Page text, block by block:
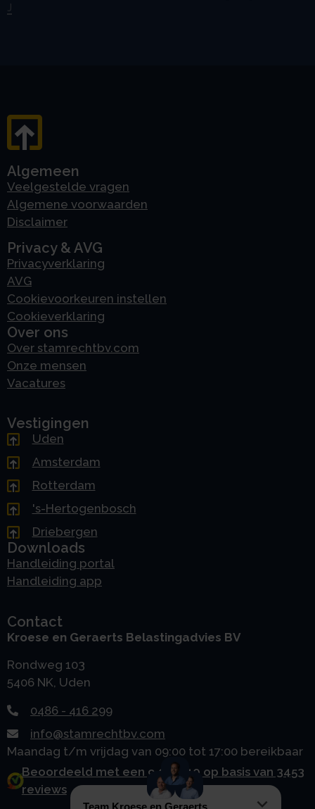
Algemeen
Veelgestelde vragen
Algemene voorwaarden
Disclaimer
Privacy & AVG
Privacyverklaring
AVG
Cookievoorkeuren instellen
Cookieverklaring
Over ons
Over stamrechtbv.com
Onze mensen
Vacatures
Vestigingen
Uden
Amsterdam
Rotterdam
's-Hertogenbosch
Driebergen
Downloads
Handleiding portal
Handleiding app
Contact
Kroese en Geraerts Belastingadvies BV
Rondweg 103
5406 NK, Uden
0486 - 416 299
info@stamrechtbv.com
Maandag t/m vrijdag van 09:00 tot 17:00 bereikbaar
Beoordeeld met een 9.0 uit 10 op basis van 3453
reviews